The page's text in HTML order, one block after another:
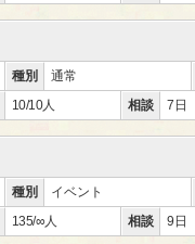
種別 通常
10/10人 相談 7日
種別 イベント
135/∞人 相談 9日